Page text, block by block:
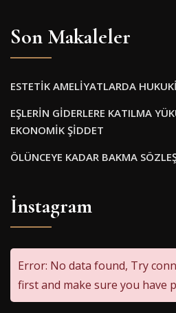
Son Makaleler
ESTETİK AMELİYATLARDA
EŞLERİN GİDERLERE KATILMA
EKONOMİK ŞİDDET
ÖLÜNCEYE KADAR BAKMA
İnstagram
Error: No data found, Try
first and make sure you have